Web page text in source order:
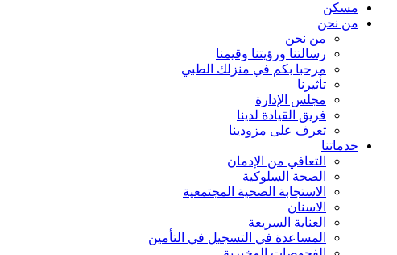
مسكن
من نحن
من نحن
رسالتنا ورؤيتنا وقيمنا
مرحبا بكم في منزلك الطبي
تأثيرنا
مجلس الإدارة
فريق القيادة لدينا
تعرف على مزودينا
خدماتنا
التعافي من الإدمان
الصحة السلوكية
الاستجابة الصحية المجتمعية
الاسنان
العناية السريعة
المساعدة في التسجيل في التأمين